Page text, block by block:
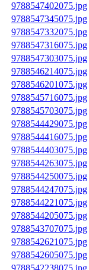
9788547402075.jpg
9788547345075.jpg
9788547332075.jpg
9788547316075.jpg
9788547303075.jpg
9788546214075.jpg
9788546201075.jpg
9788545716075.jpg
9788545703075.jpg
9788544429075.jpg
9788544416075.jpg
9788544403075.jpg
9788544263075.jpg
9788544250075.jpg
9788544247075.jpg
9788544221075.jpg
9788544205075.jpg
9788543707075.jpg
9788542621075.jpg
9788542605075.jpg